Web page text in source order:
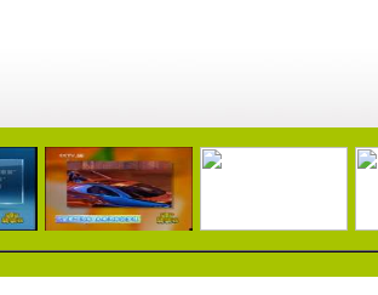
01:26 01:21